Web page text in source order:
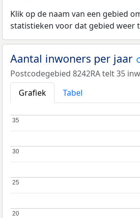
Klik op de naam van een gebied
statistieken voor dat gebied weer
Aantal inwoners per jaar
Postcodegebied 8242RA telt 35
Grafiek
Tabel
20
20
25
25
30
30
35
35